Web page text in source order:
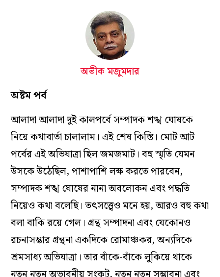
অভীক মজুমদার
অষ্টম পর্ব
আলাদা আলাদা দুই কালপর্বে সম্পাদক শঙ্খ ঘোষকে
নিয়ে কথাবার্তা চালালাম। এই শেষ কিস্তি। মোট আট
পর্বের এই অভিযাত্রা ছিল জমজমাট। বহু স্মৃতি যেমন
উসকে উঠেছিল, পাশাপাশি লক্ষ করতে পারবেন,
সম্পাদক শঙ্খ ঘোষের নানা অবলোকন এবং পদ্ধতি
নিয়েও কথা বলেছি। তৎসত্ত্বেও মনে হয়, আরও বহু কথা
বলা বাকি রয়ে গেল। গ্রন্থ সম্পাদনা এবং যেকোনও
রচনাসম্ভার গ্রন্থনা একদিকে রোমাঞ্চকর, অন‌্যদিকে
শ্রমসাধ‌্য অভিযাত্রা। তার বাঁকে-বাঁকে লুকিয়ে থাকে